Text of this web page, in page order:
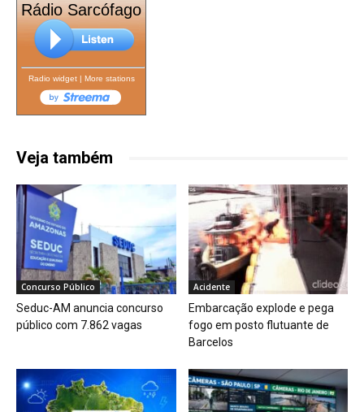
Rádio Sarcófago
Radio widget| More stations
Veja também
Concurso Público
Seduc-AM anuncia concurso
público com 7.862 vagas
Acidente
Embarcação explode e pega
fogo em posto flutuante de
Barcelos